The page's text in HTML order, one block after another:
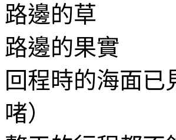
路邊的草
路邊的果實
回程時的海面
啫）